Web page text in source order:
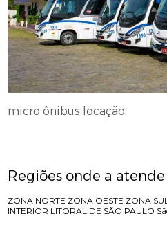
micro ônibus locação
Regiões onde a atende
ZONA NORTE ZONA OESTE ZONA
INTERIOR LITORAL DE SÃO PAULO